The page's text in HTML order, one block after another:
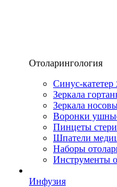
Отоларингология
Синус-
Зеркала
Зеркала
Воронки
Пинцеты
Шпатели
Наборы
Инструменты
Инфузия